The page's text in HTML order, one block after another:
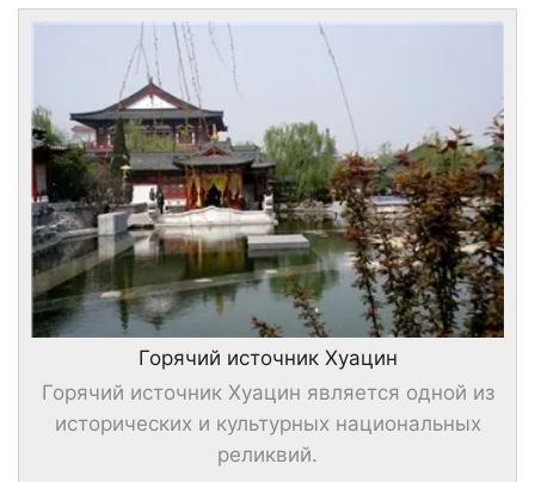
Горячий источник Хуацин
Горячий источник Хуацин является одной из
исторических и культурных национальных
реликвий.